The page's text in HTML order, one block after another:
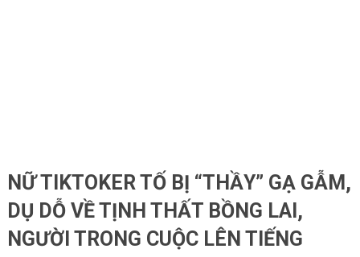
NỮ TIKTOKER TỐ BỊ “THẦY” GẠ GẪM,
DỤ DỖ VỀ TỊNH THẤT BỒNG LAI,
NGƯỜI TRONG CUỘC LÊN TIẾNG